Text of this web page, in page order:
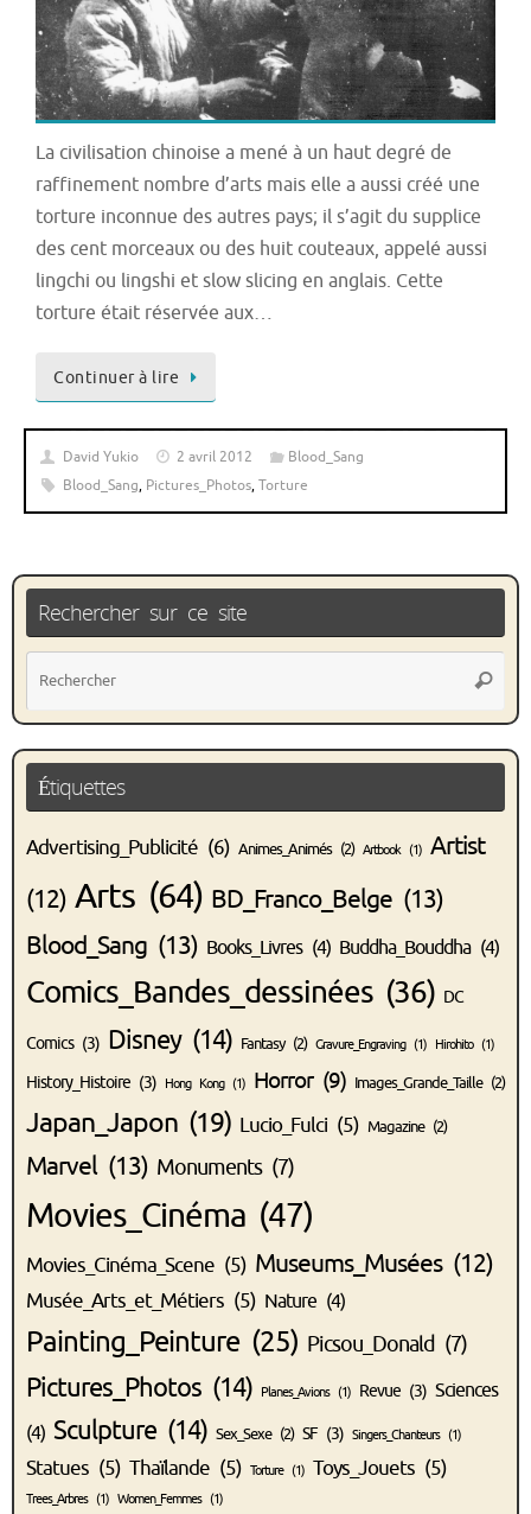
La civilisation chinoise a mené à un haut degré de
raffinement nombre d’arts mais elle a aussi créé une
torture inconnue des autres pays; il s’agit du supplice
des cent morceaux ou des huit couteaux, appelé aussi
lingchi ou lingshi et slow slicing en anglais. Cette
torture était réservée aux…
Continuer à lire
David Yukio 2 avril 2012
Blood_Sang
Blood_Sang, Pictures_Photos,Torture
Rechercher sur ce site
Étiquettes
Advertising_Publicité (6) Animes_Animés(2) Artbook (1) Artist
(12) Arts (64) BD_Franco_Belge (13)
Blood_Sang (13) Books_Livres(4) Buddha_Bouddha(4)
Comics_Bandes_dessinées (36) DC
Comics(3) Disney(14) Fantasy(2) Gravure_Engraving(1) Hirohito(1)
History_Histoire (3) Hong Kong(1) Horror(9) Images_Grande_Taille(2)
Japan_Japon (19) Lucio_Fulci (5) Magazine(2)
Marvel(13) Monuments(7)
Movies_Cinéma (47)
Movies_Cinéma_Scene (5) Museums_Musées(12)
Musée_Arts_et_Métiers (5) Nature (4)
Painting_Peinture(25) Picsou_Donald (7)
Pictures_Photos (14) Planes_Avions(1) Revue (3) Sciences
(4) Sculpture(14) Sex_Sexe(2) SF (3) Singers_Chanteurs(1)
Statues (5) Thaïlande (5) Torture(1) Toys_Jouets (5)
Trees_Arbres(1) Women_Femmes(1)